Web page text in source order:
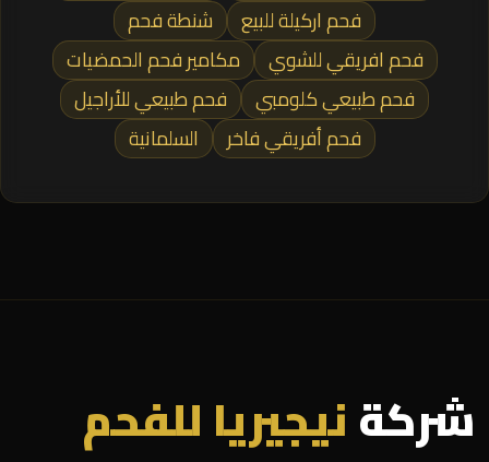
فحم اركيلة للبيع
شنطة فحم
فحم افريقي للشوي
مكامير فحم الحمضيات
فحم طبيعي كلومبي
فحم طبيعي للأراجيل
فحم أفريقي فاخر
السلمانية
شركةنيجيريا للفحم